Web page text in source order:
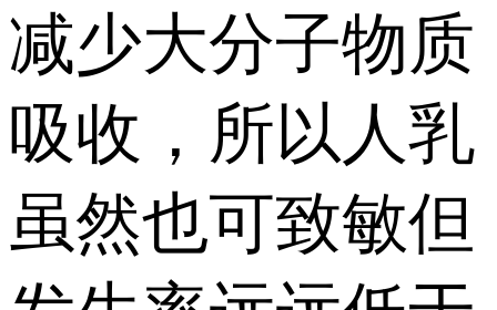
减少大分子物质
吸收，所以人乳
虽然也可致敏但